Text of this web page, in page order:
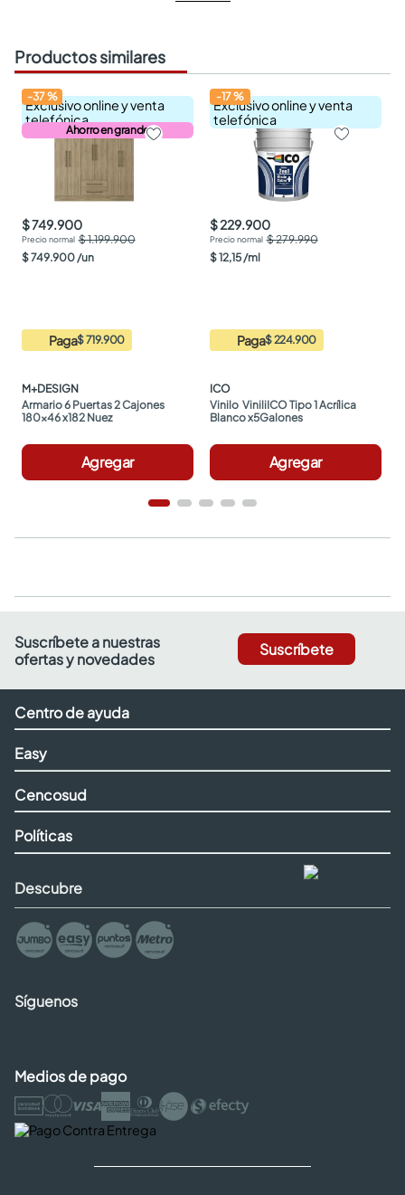
Productos similares
Exclusivo online y venta
telefónica
Ahorro en grande
-37%
$ 749.900
$ 1.199.900
$749.900 /un
Paga$ 719.900
M+DESIGN
Armario 6 Puertas 2 Cajones
180x46 x182 Nuez
Agregar
Exclusivo online y venta
telefónica
-17%
$ 229.900
$ 279.990
$12,15 /ml
Paga$ 224.900
ICO
Vinilo  ViniliICO Tipo 1 Acrílica
Blanco x5Galones
Agregar
Suscríbete a nuestras
ofertas y novedades
Suscríbete
Centro de ayuda
Easy
Cencosud
Políticas
Descubre
Síguenos
Medios de pago